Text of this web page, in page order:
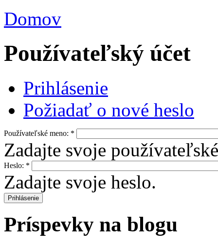
Domov
Používateľský účet
Prihlásenie
Požiadať o nové heslo
Používateľské meno: *
Zadajte svoje
Heslo: *
Zadajte svoje heslo.
Príspevky na blogu